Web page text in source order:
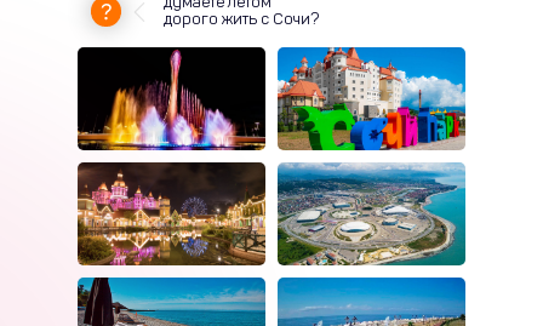
дорого жить с Сочи?